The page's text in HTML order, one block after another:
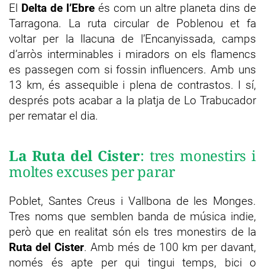
El Delta de l’Ebre és com un altre planeta dins de
Tarragona. La ruta circular de Poblenou et fa
voltar per la llacuna de l’Encanyissada, camps
d’arròs interminables i miradors on els flamencs
es passegen com si fossin influencers. Amb uns
13 km, és assequible i plena de contrastos. I sí,
després pots acabar a la platja de Lo Trabucador
per rematar el dia.
La Ruta del Cister: tres monestirs i
moltes excuses per parar
Poblet, Santes Creus i Vallbona de les Monges.
Tres noms que semblen banda de música indie,
però que en realitat són els tres monestirs de la
Ruta del Cister. Amb més de 100 km per davant,
només és apte per qui tingui temps, bici o